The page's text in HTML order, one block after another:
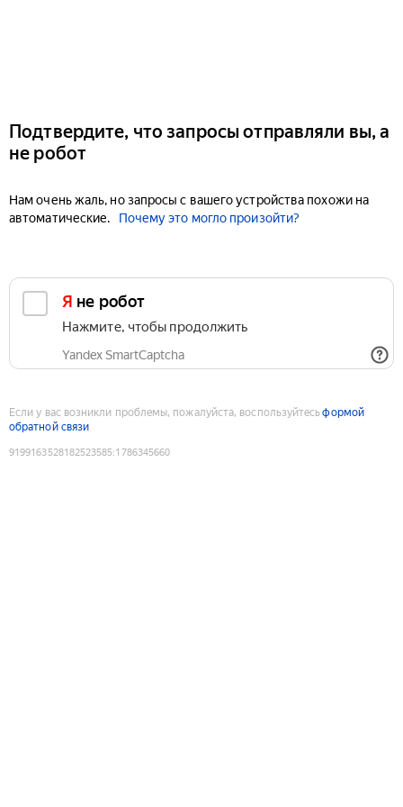
Подтвердите, что запросы отправляли вы, а
не робот
Нам очень жаль, но запросы с вашего устройства похожи на
автоматические.
Почему это могло произойти?
Я не робот
Нажмите, чтобы продолжить
Yandex SmartCaptcha
Если у вас возникли проблемы, пожалуйста, воспользуйтесьформой
обратной связи
9199163528182523585:1786345660